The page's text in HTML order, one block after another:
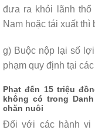
đưa ra khỏi lãnh
Nam hoặc tái xuất thì
g) Buộc nộp lại số
phạm quy định tại
Phạt đến 15 triệu
không có trong
chăn nuôi
Đối với các hành vi